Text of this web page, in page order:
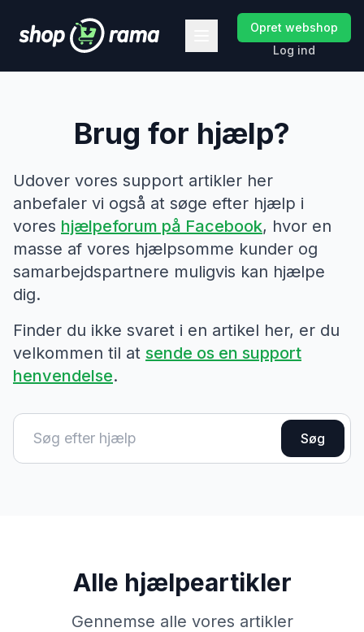
Opret webshop
Log ind
Brug for hjælp?
Udover vores support artikler her
anbefaler vi også at søge efter hjælp i
vores hjælpeforum på Facebook, hvor en
masse af vores hjælpsomme kunder og
samarbejdspartnere muligvis kan hjælpe
dig.
Finder du ikke svaret i en artikel her, er du
velkommen til at sende os en support
henvendelse.
Søg
Alle hjælpeartikler
Gennemse alle vores artikler